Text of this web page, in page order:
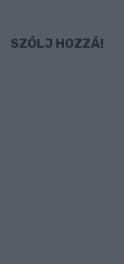
SZÓLJ HOZZÁ!